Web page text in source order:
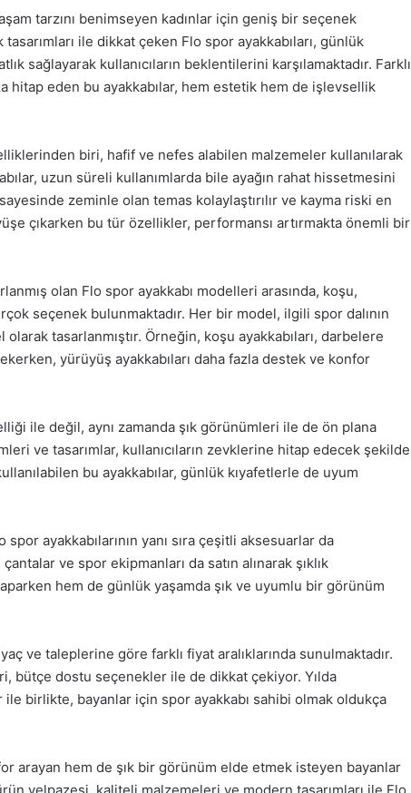
tarzını benimseyen kadınlar için geniş bir seçenek
ile dikkat çeken Flo spor ayakkabıları, günlük
sağlayarak kullanıcıların beklentilerini karşılamaktadır. Farklı
hitap eden bu ayakkabılar, hem estetik hem de işlevsellik
biri, hafif ve nefes alabilen malzemeler kullanılarak
uzun süreli kullanımlarda bile ayağın rahat hissetmesini
zeminle olan temas kolaylaştırılır ve kayma riski en
çıkarken bu tür özellikler, performansı artırmakta önemli bir
olan Flo spor ayakkabı modelleri arasında, koşu,
seçenek bulunmaktadır. Her bir model, ilgili spor dalının
tasarlanmıştır. Örneğin, koşu ayakkabıları, darbelere
yürüyüş ayakkabıları daha fazla destek ve konfor
ile değil, aynı zamanda şık görünümleri ile de ön plana
ve tasarımlar, kullanıcıların zevklerine hitap edecek şekilde
bu ayakkabılar, günlük kıyafetlerle de uyum
ayakkabılarının yanı sıra çeşitli aksesuarlar da
çantalar ve spor ekipmanları da satın alınarak şıklık
hem de günlük yaşamda şık ve uyumlu bir görünüm
ve taleplerine göre farklı fiyat aralıklarında sunulmaktadır.
bütçe dostu seçenekler ile de dikkat çekiyor. Yılda
birlikte, bayanlar için spor ayakkabı sahibi olmak oldukça
arayan hem de şık bir görünüm elde etmek isteyen bayanlar
yelpazesi, kaliteli malzemeleri ve modern tasarımları ile Flo,